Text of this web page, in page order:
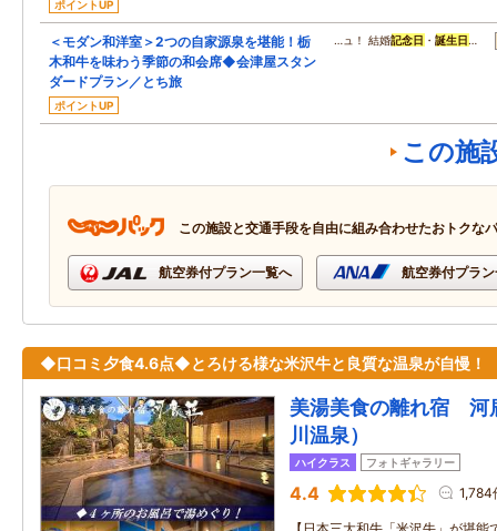
ポイントUP
＜モダン和洋室＞2つの自家源泉を堪能！栃
木和牛を味わう季節の和会席◆会津屋スタン
ダードプラン／とち旅
ポイントUP
…ュ！ 結婚記念日 ・誕生日 …
この施
この施設と交通手段を自由に組み合わせたおトクな
航空券付プラン一覧へ 航空券付プラ
◆口コミ夕食4.6点◆とろける様な米沢牛と良質な温泉が自慢！
美湯美食の離れ宿 河
川温泉）
ハイクラス フォトギャラリー
4.4 1,784